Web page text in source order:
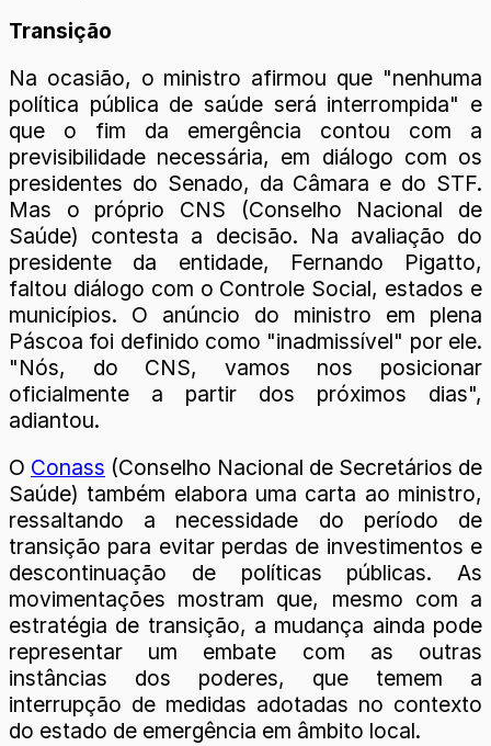
Transição
Na ocasião, o ministro afirmou que "nenhuma
política pública de saúde será interrompida" e
que o fim da emergência contou com a
previsibilidade necessária, em diálogo com os
presidentes do Senado, da Câmara e do STF.
Mas o próprio CNS (Conselho Nacional de
Saúde) contesta a decisão. Na avaliação do
presidente da entidade, Fernando Pigatto,
faltou diálogo com o Controle Social, estados e
municípios. O anúncio do ministro em plena
Páscoa foi definido como "inadmissível" por ele.
"Nós, do CNS, vamos nos posicionar
oficialmente a partir dos próximos dias",
adiantou.
O Conass (Conselho Nacional de Secretários de
Saúde) também elabora uma carta ao ministro,
ressaltando a necessidade do período de
transição para evitar perdas de investimentos e
descontinuação de políticas públicas. As
movimentações mostram que, mesmo com a
estratégia de transição, a mudança ainda pode
representar um embate com as outras
instâncias dos poderes, que temem a
interrupção de medidas adotadas no contexto
do estado de emergência em âmbito local.